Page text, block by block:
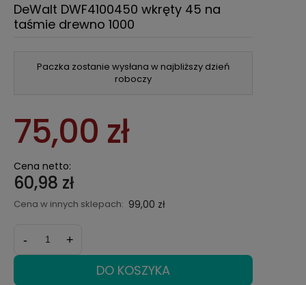
Paczka zostanie wysłana w najbliższy dzień
roboczy
DeWalt DWF4100450 wkręty 45 na
taśmie drewno 1000
75,00 zł
Cena netto:
60,98 zł
Cena w innych sklepach: 99,00 zł
- +
DO KOSZYKA